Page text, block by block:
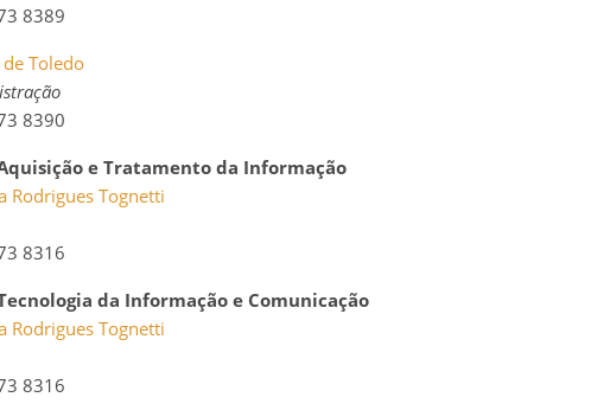
8389
Toledo
8390
e Tratamento da Informação
Rodrigues Tognetti
8316
da Informação e Comunicação
Rodrigues Tognetti
8316